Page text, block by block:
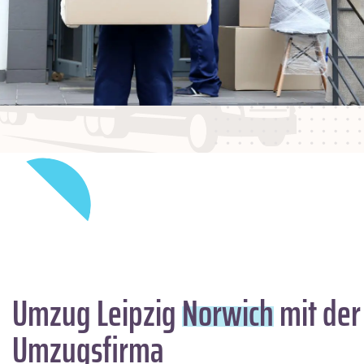
Umzug LeipzigNorwichmit
Umzugsfirma